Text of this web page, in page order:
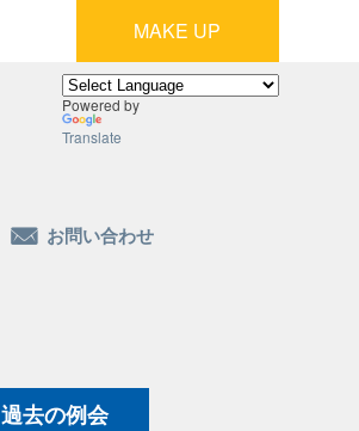
MAKE UP
Powered by
Translate
お問い合わせ
過去の例会